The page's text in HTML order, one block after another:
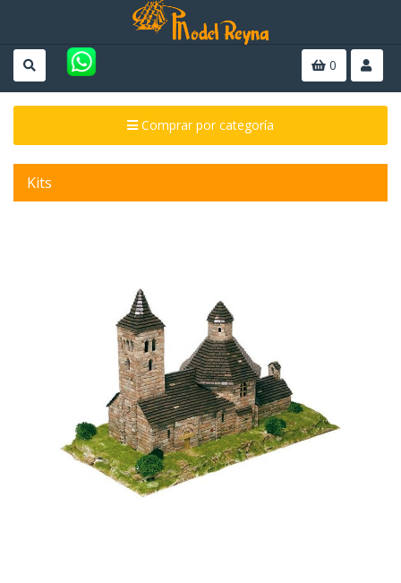
0
Comprar por categoría
Kits